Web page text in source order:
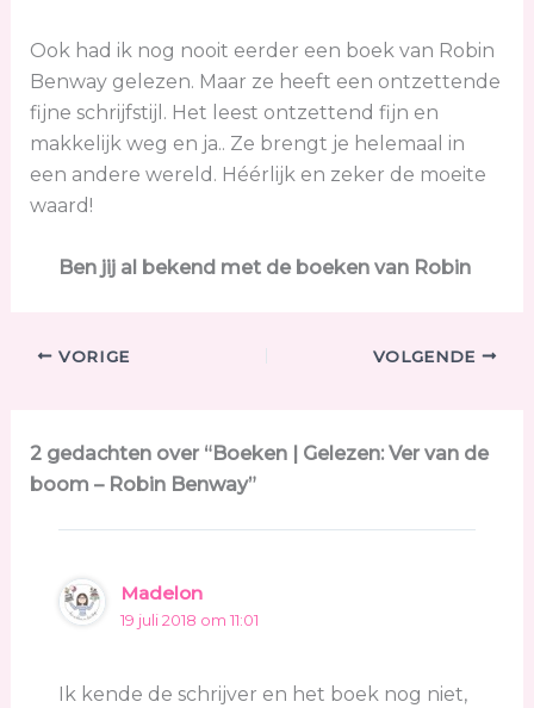
Ook had ik nog nooit eerder een boek van Robin
Benway gelezen. Maar ze heeft een ontzettende
fijne schrijfstijl. Het leest ontzettend fijn en
makkelijk weg en ja.. Ze brengt je helemaal in
een andere wereld. Héérlijk en zeker de moeite
waard!
Ben jij al bekend met de boeken van Robin
VORIGE VOLGENDE
2 gedachten over “Boeken | Gelezen: Ver van de
boom – Robin Benway”
Madelon
19 juli 2018 om 11:01
Ik kende de schrijver en het boek nog niet,